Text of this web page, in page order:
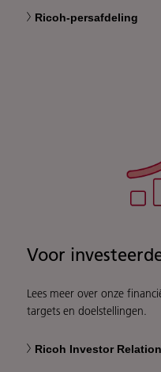
Ricoh-persafdeling
Voor
Lees meer over onze
targets en doelstellingen.
Ricoh Investor